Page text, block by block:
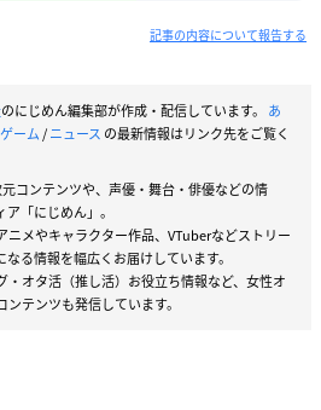
記事の内容について報告する
のにじめん編集部が作成・配信しています。 あ
ゲーム/ニュース の最新情報はリンク先をご覧く
コンテンツや、声優・舞台・俳優などの情
「にじめん」。
ニメやキャラクター作品、VTuberなどストリー
る情報を幅広くお届けしています。
・オタ活（推し活）お役立ち情報など、女性オ
テンツも発信しています。